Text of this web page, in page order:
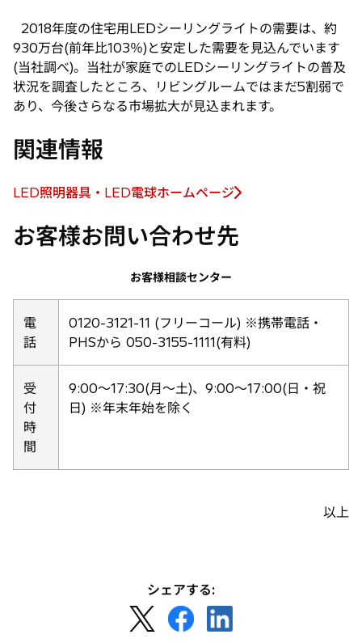
2018年度の住宅用LEDシーリングライトの需要は、約
930万台(前年比103％)と安定した需要を見込んでいます
(当社調べ)。当社が家庭でのLEDシーリングライトの普及
状況を調査したところ、リビングルームではまだ5割弱で
あり、今後さらなる市場拡大が見込まれます。
関連情報
LED照明器具・LED電球ホームページ
新
い
で
開
く
お客様お問い合わせ先
お客様相談センター
電
話
0120-3121-11 (フリーコール) ※携帯電話・
PHSから 050-3155-1111(有料)
受
付
時
間
9:00〜17:30(月〜土)、9:00〜17:00(日・祝
日) ※年末年始を除く
以上
シェアする:
し
新
し